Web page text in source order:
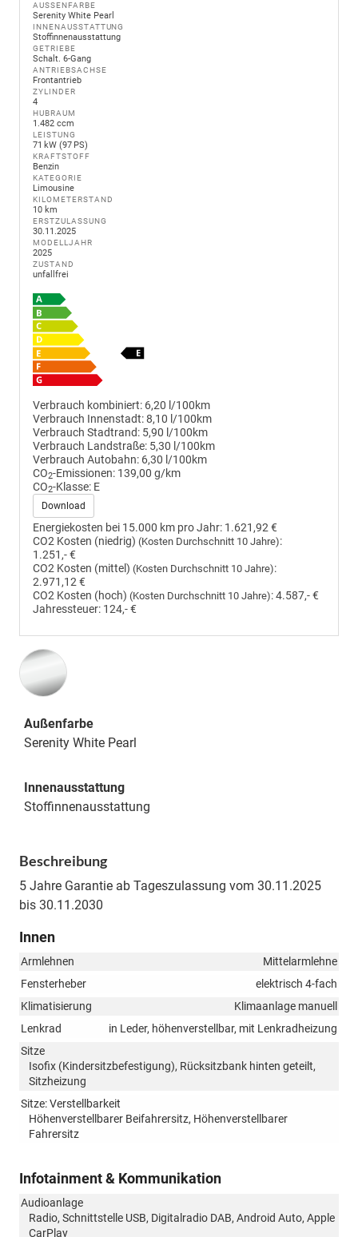
AUSSENFARBE
Serenity White Pearl
INNENAUSSTATTUNG
Stoffinnenausstattung
GETRIEBE
Schalt. 6-Gang
ANTRIEBSACHSE
Frontantrieb
ZYLINDER
4
HUBRAUM
1.482 ccm
LEISTUNG
71 kW (97 PS)
KRAFTSTOFF
Benzin
KATEGORIE
Limousine
KILOMETERSTAND
10 km
ERSTZULASSUNG
30.11.2025
MODELLJAHR
2025
ZUSTAND
unfallfrei
Verbrauch kombiniert: 6,20 l/100km
Verbrauch Innenstadt:8,10 l/100km
Verbrauch Stadtrand: 5,90 l/100km
Verbrauch Landstraße: 5,30 l/100km
Verbrauch Autobahn: 6,30 l/100km
CO2-Emissionen: 139,00 g/km
CO2-Klasse: E
Download
Energiekosten bei 15.000 km pro Jahr: 1.621,92 €
CO2 Kosten (niedrig) (Kosten Durchschnitt 10 Jahre):
1.251,- €
CO2 Kosten (mittel) (Kosten Durchschnitt 10 Jahre):
2.971,12 €
CO2 Kosten (hoch) (Kosten Durchschnitt 10 Jahre):4.587,- €
Jahressteuer: 124,- €
Außenfarbe
Serenity White Pearl
Innenausstattung
Stoffinnenausstattung
Beschreibung
5 Jahre Garantie ab Tageszulassung vom 30.11.2025
bis 30.11.2030
Innen
Armlehnen
Mittelarmlehne
Fensterheber
elektrisch 4-fach
Klimatisierung
Klimaanlage manuell
Lenkrad
in Leder, höhenverstellbar, mit Lenkradheizung
Sitze
Isofix (Kindersitzbefestigung), Rücksitzbank hinten geteilt,
Sitzheizung
Sitze: Verstellbarkeit
Höhenverstellbarer Beifahrersitz, Höhenverstellbarer
Fahrersitz
Infotainment & Kommunikation
Audioanlage
Radio, Schnittstelle USB, Digitalradio DAB, Android Auto, Apple
CarPlay